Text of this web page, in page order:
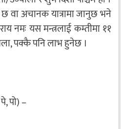
वा अचानक यात्रामा जानुछ भने
नमः यस मन्त्रलाई कम्तीमा ११
पक्कै पनि लाभ हुनेछ ।
पो) –